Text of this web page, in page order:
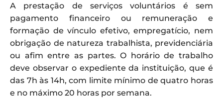
A prestação de serviços voluntários é sem
pagamento financeiro ou remuneração e
formação de vínculo efetivo, empregatício, nem
obrigação de natureza trabalhista, previdenciária
ou afim entre as partes. O horário de trabalho
deve observar o expediente da instituição, que é
das 7h às 14h, com limite mínimo de quatro horas
e no máximo 20 horas por semana.